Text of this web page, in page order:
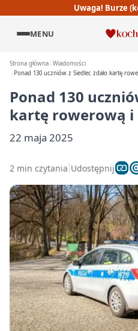
Uwaga! Burze
MENU
Strona główna Wiadomości
Ponad 130 uczniów z Siedlec zdało kartę
Ponad 130
kartę rowerową i
22 maja 2025
2 min czytania Udostępnij